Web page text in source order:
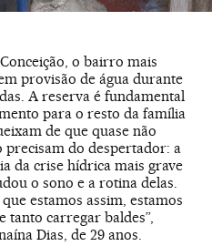
o bairro mais
provisão de água durante
A reserva é fundamental
para o resto da família
de que quase não
precisam do despertador: a
da crise hídrica mais grave
o sono e a rotina delas.
estamos assim, estamos
tanto carregar baldes”,
Dias, de 29 anos.